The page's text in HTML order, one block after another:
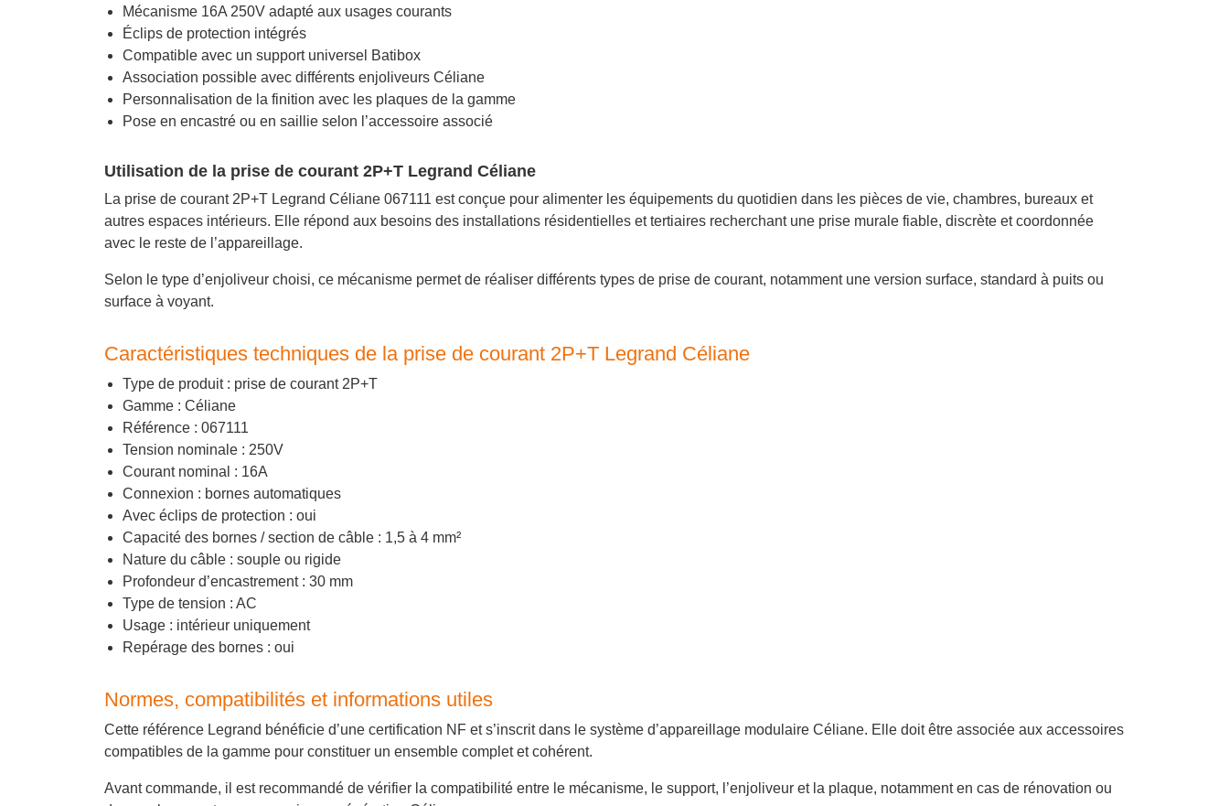
Mécanisme 16A 250V adapté aux usages courants
Éclips de protection intégrés
Compatible avec un support universel Batibox
Association possible avec différents enjoliveurs Céliane
Personnalisation de la finition avec les plaques de la gamme
Pose en encastré ou en saillie selon l’accessoire associé
Utilisation de la prise de courant 2P+T Legrand Céliane
La prise de courant 2P+T Legrand Céliane 067111 est conçue pour alimenter les équipements du quotidien dans les pièces de vie, chambres, bureaux et
autres espaces intérieurs. Elle répond aux besoins des installations résidentielles et tertiaires recherchant une prise murale fiable, discrète et coordonnée
avec le reste de l’appareillage.
Selon le type d’enjoliveur choisi, ce mécanisme permet de réaliser différents types de prise de courant, notamment une version surface, standard à puits ou
surface à voyant.
Caractéristiques techniques de la prise de courant 2P+T Legrand Céliane
Type de produit : prise de courant 2P+T
Gamme : Céliane
Référence : 067111
Tension nominale : 250V
Courant nominal : 16A
Connexion : bornes automatiques
Avec éclips de protection : oui
Capacité des bornes / section de câble : 1,5 à 4 mm²
Nature du câble : souple ou rigide
Profondeur d’encastrement : 30 mm
Type de tension : AC
Usage : intérieur uniquement
Repérage des bornes : oui
Normes, compatibilités et informations utiles
Cette référence Legrand bénéficie d’une certification NF et s’inscrit dans le système d’appareillage modulaire Céliane. Elle doit être associée aux accessoires
compatibles de la gamme pour constituer un ensemble complet et cohérent.
Avant commande, il est recommandé de vérifier la compatibilité entre le mécanisme, le support, l’enjoliveur et la plaque, notamment en cas de rénovation ou